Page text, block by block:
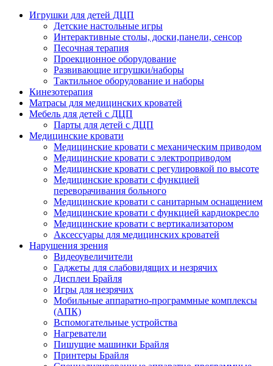
Игрушки для детей ДЦП
Детские настольные игры
Интерактивные столы, доски,панели, сенсор
Песочная терапия
Проекционное оборудование
Развивающие игрушки/наборы
Тактильное оборудование и наборы
Кинезотерапия
Матрасы для медицинских кроватей
Мебель для детей с ДЦП
Парты для детей с ДЦП
Медицинские кровати
Медицинские кровати с механическим приводом
Медицинские кровати с электроприводом
Медицинские кровати с регулировкой по высоте
Медицинские кровати с функцией
переворачивания больного
Медицинские кровати с санитарным оснащением
Медицинские кровати с функцией кардиокресло
Медицинские кровати с вертикализатором
Аксессуары для медицинских кроватей
Нарушения зрения
Видеоувеличители
Гаджеты для слабовидящих и незрячих
Дисплеи Брайля
Игры для незрячих
Мобильные аппаратно-программные комплексы
(АПК)
Вспомогательные устройства
Нагреватели
Пишущие машинки Брайля
Принтеры Брайля